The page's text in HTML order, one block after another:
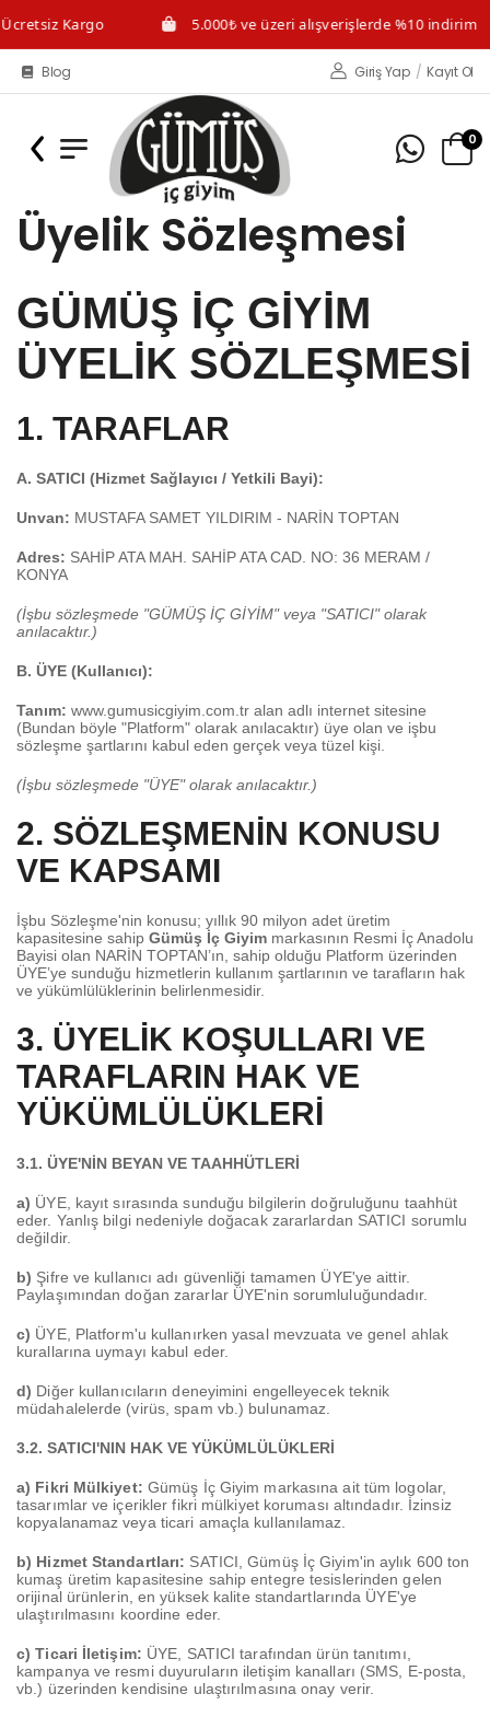
Kargo 5.000₺ ve üzeri alışverişlerde %10 indirim
Blog Giriş Yap / Kayıt Ol
0
Üyelik Sözleşmesi
GÜMÜŞ İÇ GİYİM
ÜYELİK SÖZLEŞMESİ
1. TARAFLAR
A. SATICI (Hizmet Sağlayıcı / Yetkili Bayi):
Unvan: MUSTAFA SAMET YILDIRIM - NARİN TOPTAN
Adres: SAHİP ATA MAH. SAHİP ATA CAD. NO: 36 MERAM /
KONYA
(İşbu sözleşmede "GÜMÜŞ İÇ GİYİM" veya "SATICI" olarak
anılacaktır.)
B. ÜYE (Kullanıcı):
Tanım: www.gumusicgiyim.com.tr alan adlı internet sitesine
(Bundan böyle "Platform" olarak anılacaktır) üye olan ve işbu
sözleşme şartlarını kabul eden gerçek veya tüzel kişi.
(İşbu sözleşmede "ÜYE" olarak anılacaktır.)
2. SÖZLEŞMENİN KONUSU
VE KAPSAMI
İşbu Sözleşme'nin konusu; yıllık 90 milyon adet üretim
kapasitesine sahip Gümüş İç Giyim markasının Resmi İç Anadolu
Bayisi olan NARİN TOPTAN’ın, sahip olduğu Platform üzerinden
ÜYE’ye sunduğu hizmetlerin kullanım şartlarının ve tarafların hak
ve yükümlülüklerinin belirlenmesidir.
3. ÜYELİK KOŞULLARI VE
TARAFLARIN HAK VE
YÜKÜMLÜLÜKLERİ
3.1. ÜYE'NİN BEYAN VE TAAHHÜTLERİ
a) ÜYE, kayıt sırasında sunduğu bilgilerin doğruluğunu taahhüt
eder. Yanlış bilgi nedeniyle doğacak zararlardan SATICI sorumlu
değildir.
b) Şifre ve kullanıcı adı güvenliği tamamen ÜYE'ye aittir.
Paylaşımından doğan zararlar ÜYE'nin sorumluluğundadır.
c) ÜYE, Platform'u kullanırken yasal mevzuata ve genel ahlak
kurallarına uymayı kabul eder.
d) Diğer kullanıcıların deneyimini engelleyecek teknik
müdahalelerde (virüs, spam vb.) bulunamaz.
3.2. SATICI'NIN HAK VE YÜKÜMLÜLÜKLERİ
a) Fikri Mülkiyet: Gümüş İç Giyim markasına ait tüm logolar,
tasarımlar ve içerikler fikri mülkiyet koruması altındadır. İzinsiz
kopyalanamaz veya ticari amaçla kullanılamaz.
b) Hizmet Standartları: SATICI, Gümüş İç Giyim'in aylık 600 ton
kumaş üretim kapasitesine sahip entegre tesislerinden gelen
orijinal ürünlerin, en yüksek kalite standartlarında ÜYE'ye
ulaştırılmasını koordine eder.
c) Ticari İletişim: ÜYE, SATICI tarafından ürün tanıtımı,
kampanya ve resmi duyuruların iletişim kanalları (SMS, E-posta,
vb.) üzerinden kendisine ulaştırılmasına onay verir.